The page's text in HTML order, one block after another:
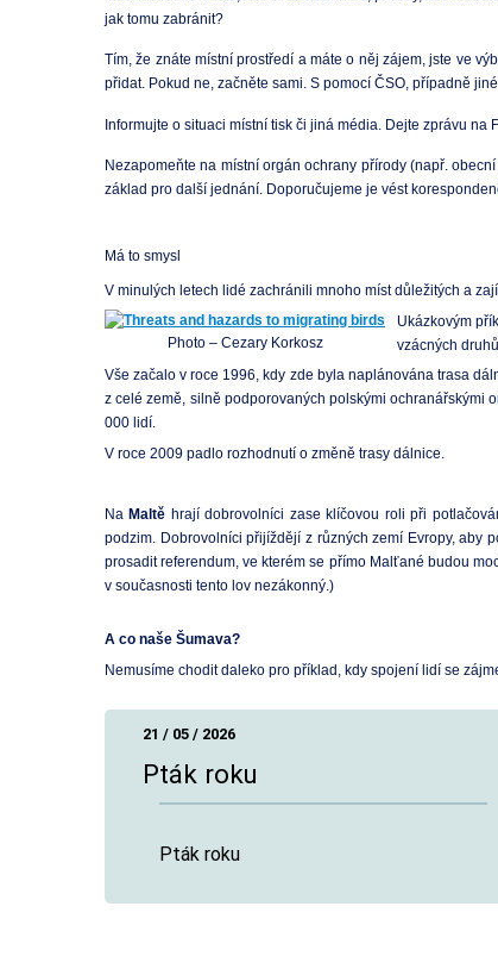
jak tomu zabránit?
Tím, že znáte místní prostředí a máte o něj zájem, jste ve
přidat. Pokud ne, začněte sami. S pomocí ČSO, případně
Informujte o situaci místní tisk či jiná média. Dejte zprávu
Nezapomeňte na místní orgán ochrany přírody (např.
základ pro další jednání. Doporučujeme je vést
Má to smysl
V minulých letech lidé zachránili mnoho míst důležitých a
Photo – Cezary Korkosz
Ukázkovým
vzácných
Vše začalo v roce 1996, kdy zde byla naplánována trasa
z celé země, silně podporovaných polskými ochranářskými
000 lidí.
V roce 2009 padlo rozhodnutí o změně trasy dálnice.
Na Maltě hrají dobrovolníci zase klíčovou roli při
podzim. Dobrovolníci přijíždějí z různých zemí Evropy, aby
prosadit referendum, ve kterém se přímo Malťané budou
v současnosti tento lov nezákonný.)
A co naše Šumava?
Nemusíme chodit daleko pro příklad, kdy spojení lidí se
21 / 05 / 2026
Pták roku
Pták roku